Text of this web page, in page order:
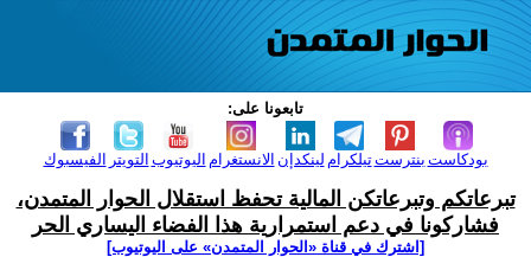
تابعونا على:
الفيسبوك التويتر اليوتيوب الانستغرام لينكدإن تيلكرامبنترست بودكاست
تبرعاتكم وتبرعاتكن المالية تحفظ استقلال الحوار المتمدن،
فشاركونا في دعم استمرارية هذا الفضاء اليساري الحر
[اشترك في قناة ‫«الحوار المتمدن» على اليوتيوب]